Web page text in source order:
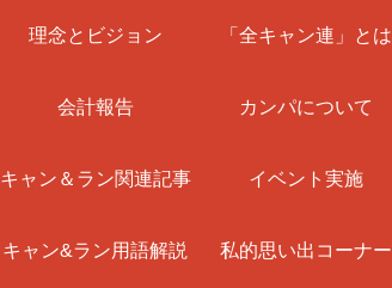
理念とビジョン 「全キャン連」とは
会計報告 カンパについて
キャン＆ラン関連記事 イベント実施
キャン&ラン用語解説 私的思い出コーナー